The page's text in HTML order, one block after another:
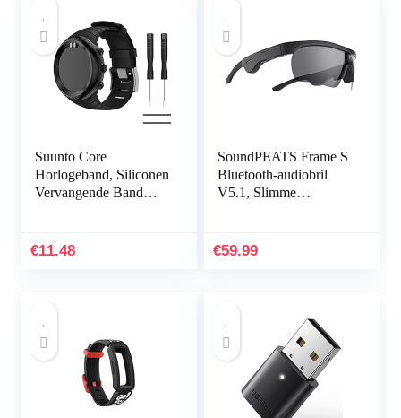
Suunto Core
Horlogeband, Siliconen
Vervangende Band
Horlogeband
€11.48
SoundPEATS Frame S
Bluetooth-audiobril
V5.1, Slimme
aptX HD-audio, 5 uur
€59.99